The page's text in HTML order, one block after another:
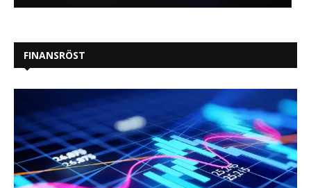
FINANSRÖST